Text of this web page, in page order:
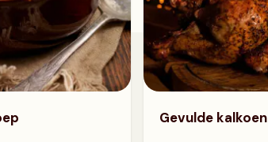
Gevulde kalkoen